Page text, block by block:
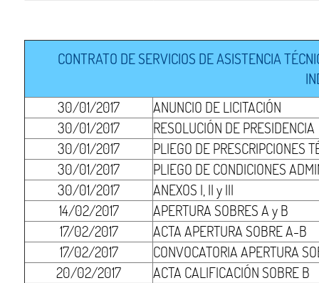
CONTRATO DE SERVICIOS DE ASISTENCIA
30/01/2017
ANUNCIO DE LICITACIÓN
30/01/2017
RESOLUCIÓN DE PRESIDENCIA
30/01/2017
PLIEGO DE PRESCRIPCIONES
30/01/2017
PLIEGO DE CONDICIONES
30/01/2017
ANEXOS I, II y III
14/02/2017
APERTURA SOBRES A y B
17/02/2017
ACTA APERTURA SOBRE A-B
17/02/2017
CONVOCATORIA APERTURA
20/02/2017
ACTA CALIFICACIÓN SOBRE B